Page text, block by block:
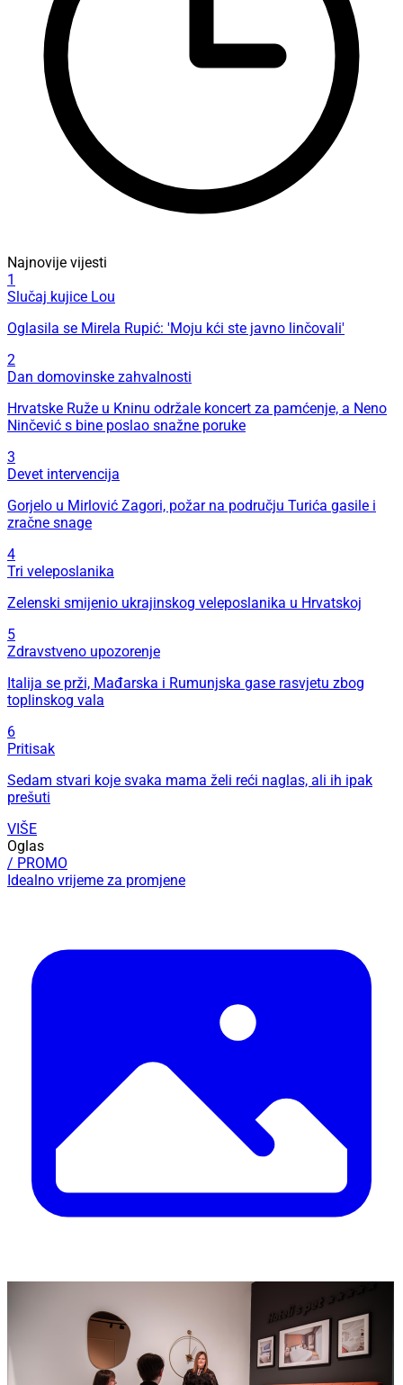
Najnovije vijesti
1
Slučaj kujice Lou
Oglasila se Mirela Rupić: 'Moju kći ste javno linčovali'
2
Dan domovinske zahvalnosti
Hrvatske Ruže u Kninu održale koncert za pamćenje, a Neno
Ninčević s bine poslao snažne poruke
3
Devet intervencija
Gorjelo u Mirlović Zagori, požar na području Turića gasile i
zračne snage
4
Tri veleposlanika
Zelenski smijenio ukrajinskog veleposlanika u Hrvatskoj
5
Zdravstveno upozorenje
Italija se prži, Mađarska i Rumunjska gase rasvjetu zbog
toplinskog vala
6
Pritisak
Sedam stvari koje svaka mama želi reći naglas, ali ih ipak
prešuti
VIŠE
Oglas
/ PROMO
Idealno vrijeme za promjene